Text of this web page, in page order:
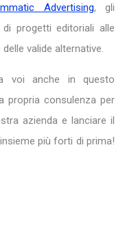
Advertising, gli
progetti editoriali alle
valide alternative.
voi anche in questo
propria consulenza per
azienda e lanciare il
più forti di prima!